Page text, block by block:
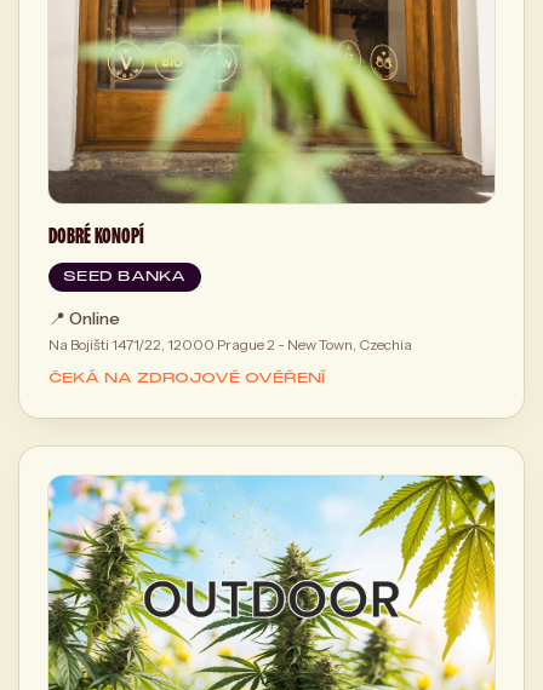
DOBRÉ KONOPÍ
SEED BANKA
📍 Online
Na Bojišti 1471/22, 12000 Prague 2 - New Town, Czechia
ČEKÁ NA ZDROJOVÉ OVĚŘENÍ